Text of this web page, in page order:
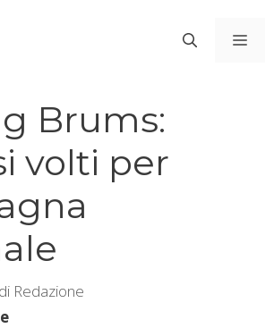
Brums:
volti per
di Redazione